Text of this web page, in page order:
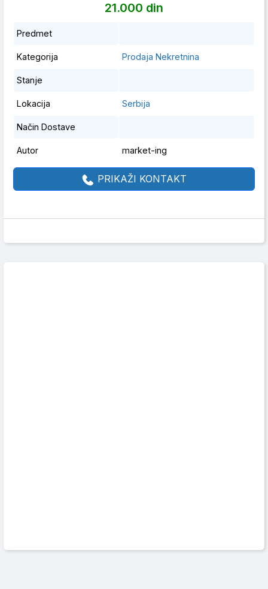
21.000 din
Predmet
Kategorija Prodaja Nekretnina
Stanje
Lokacija Serbija
Način Dostave
Autor market-ing
PRIKAŽI KONTAKT